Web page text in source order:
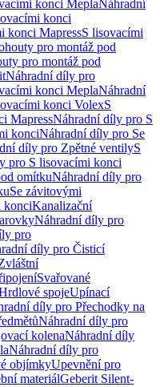
konci MeplaNáhradní
konci
konci MapressS lisovacími
pro montáž pod
pro montáž pod
Náhradní díly pro
konci MeplaNáhradní
konci VolexS
MapressNáhradní díly pro S
konciNáhradní díly pro Se
díly pro Zpětné ventilyS
pro S lisovacími konci
omítkuNáhradní díly pro
Se závitovými
konciKanalizační
Náhradní díly pro
pro
díly pro Čisticí
Svařované
spojeUpínací
díly pro Přechodky na
Náhradní díly pro
kolenaNáhradní díly
Náhradní díly pro
objímkyUpevnění pro
materiálGeberit Silent-